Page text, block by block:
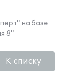
на базе
8"
К списку